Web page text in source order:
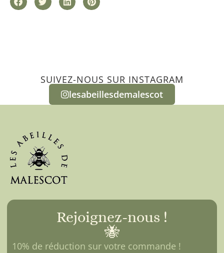
SUIVEZ-NOUS SUR INSTAGRAM
lesabeillesdemalescot
Rejoignez-nous !
🐝
10% de réduction sur votre commande !